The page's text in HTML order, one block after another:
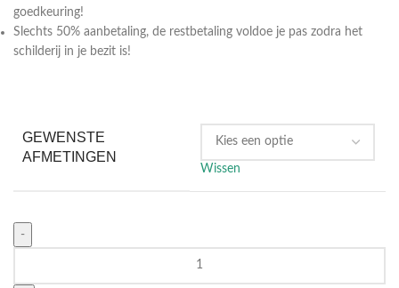
goedkeuring!
Slechts 50% aanbetaling, de restbetaling voldoe je pas zodra het
schilderij in je bezit is!
GEWENSTE
AFMETINGEN
Wissen